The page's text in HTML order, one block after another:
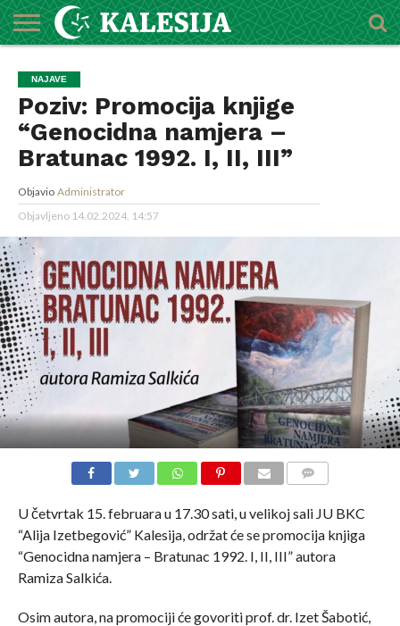
O
MEDŽLISU
DŽEMATI
IMAMI
MEKTEBSKI
CENTAR
VIJESTI
HUTBE
NAJAVE
KALENDAR
KONTAKT
NAJAVE
Poziv: Promocija knjige
“Genocidna namjera –
Bratunac 1992. I, II, III”
Objavio Administrator
Objavljeno 14.02.2024. 14:57
U četvrtak 15. februara u 17.30 sati, u velikoj sali JU BKC
“Alija Izetbegović” Kalesija, održat će se promocija knjiga
“Genocidna namjera – Bratunac 1992. I, II, III” autora
Ramiza Salkića.
Osim autora, na promociji će govoriti prof. dr. Izet Šabotić,